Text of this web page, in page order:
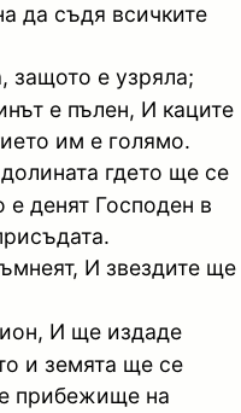
да съдя всичките
защото е узряла;
е пълен, И каците
им е голямо.
гдето ще се
денят Господен в
И звездите ще
И ще издаде
и земята ще се
прибежище на